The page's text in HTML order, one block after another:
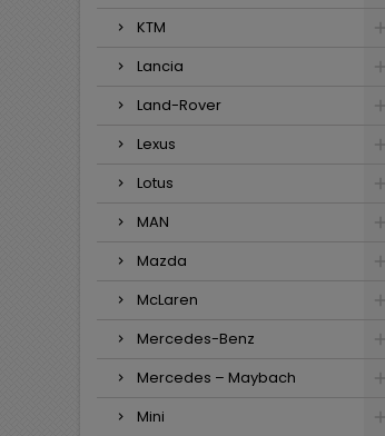
KTM
Lancia
Land-Rover
Lexus
Lotus
MAN
Mazda
McLaren
Mercedes-Benz
Mercedes – Maybach
Mini